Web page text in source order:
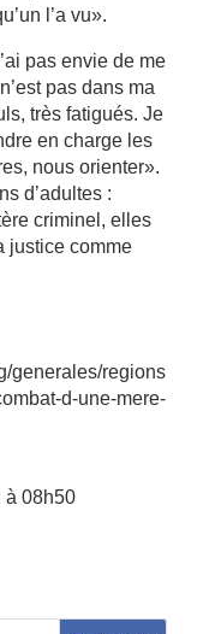
l’a vu».
pas envie de me
pas dans ma
très fatigués. Je
en charge les
nous orienter».
d’adultes :
criminel, elles
justice comme
generales/regions
d-une-mere-
à 08h50